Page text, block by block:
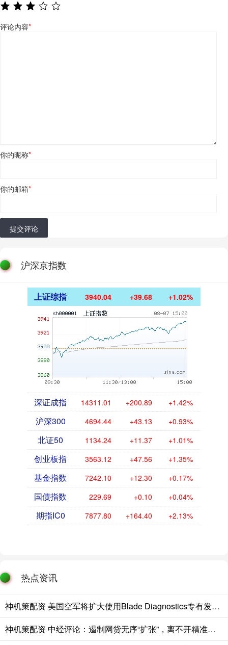
评论内容*
你的昵称*
你的邮箱*
提交评论
沪深京指数
上证综指 3940.04 +39.68 +1.02%
深证成指 14311.01 +200.89 +1.42%
沪深300 4694.44 +43.13 +0.93%
北证50 1134.24 +11.37 +1.01%
创业板指 3563.12 +47.56 +1.35%
基金指数 7242.10 +12.30 +0.17%
国债指数 229.69 +0.10 +0.04%
期指IC0 7877.80 +164.40 +2.13%
热点资讯
神机策配资 美国空军将扩大使用Blade Diagnostics专有发动机维护平台至F-35
神机策配资 中经评论：遏制网贷无序“扩张”，离不开精准监管